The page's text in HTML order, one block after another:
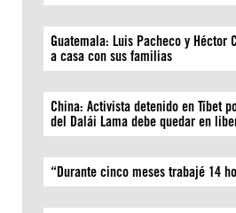
Guatemala: Luis Pacheco y Héctor
a casa con sus familias
China: Activista detenido en Tíbet
del Dalái Lama debe quedar en
“Durante cinco meses trabajé 14